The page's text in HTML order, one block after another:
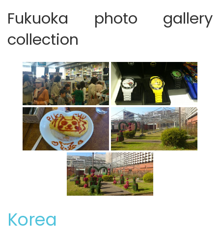
Fukuoka photo gallery
collection
Korea